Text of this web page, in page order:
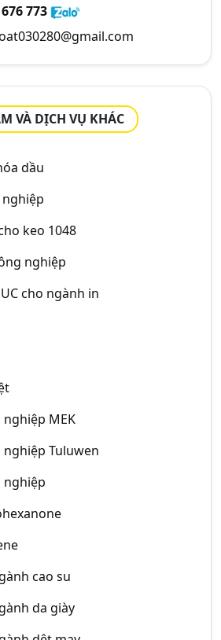
773
VÀ DỊCH VỤ KHÁC
dầu
keo 1048
nghiệp
cho ngành in
MEK
Tuluwen
nghiệp
cao su
da giày